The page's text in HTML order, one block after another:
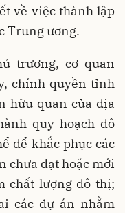
về việc thành lập
Trung ương.
trương, cơ quan
chính quyền tỉnh
hữu quan của địa
quy hoạch đô
để khắc phục các
chưa đạt hoặc mới
chất lượng đô thị;
các dự án nhằm